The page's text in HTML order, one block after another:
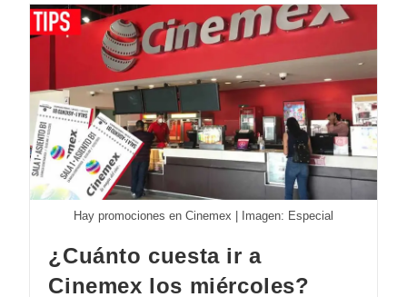
CÓDIGO:
Blanco
En
Cinépolis
Cinemex
Hay promociones en Cinemex | Imagen: Especial
¿Cuánto cuesta ir a
Cinemex los miércoles?